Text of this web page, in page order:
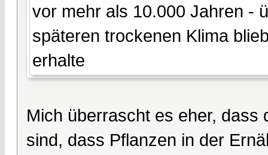
vor mehr als 10.000 Jahren -
späteren trockenen Klima
erhalte
Mich überrascht es eher,
sind, dass Pflanzen in der